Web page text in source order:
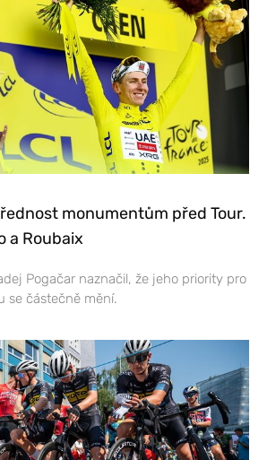
monumentům před Tour.
a Roubaix
Pogačar naznačil, že jeho priority pro
se částečně mění.